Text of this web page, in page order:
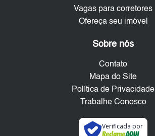
Vagas para corretores
Ofereça seu imóvel
Sobre nós
Contato
Mapa do Site
Política de Privacidade
Trabalhe Conosco
Verificada por